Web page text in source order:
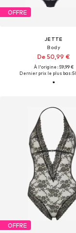
OFFRE
JETTE
Body
De 50,99 €
À l'origine : 59,99 €
Dernier prix le plus bas :
OFFRE